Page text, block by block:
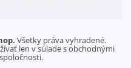
Všetky práva vyhradené.
len v súlade s obchodnými